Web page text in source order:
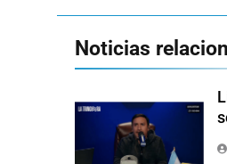
Noticias